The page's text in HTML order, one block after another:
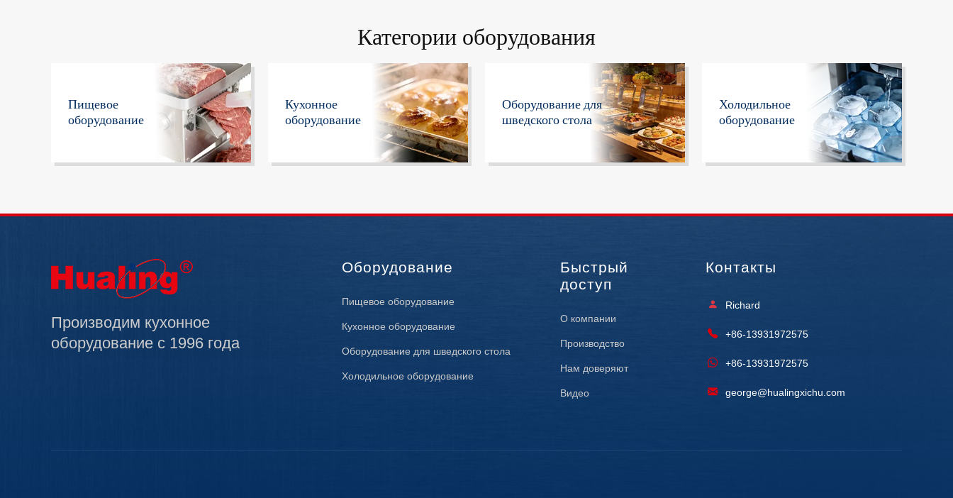
Категории оборудования
Пищевое
оборудование
Кухонное
оборудование
Оборудование для
шведского стола
Холодильное
оборудование
Производим кухонное
оборудование с 1996 года
Оборудование
Пищевое оборудование
Кухонное оборудование
Оборудование для шведского стола
Холодильное оборудование
Быстрый
доступ
О компании
Производство
Нам доверяют
Видео
Контакты
Richard
+86-13931972575
+86-13931972575
george@hualingxichu.com